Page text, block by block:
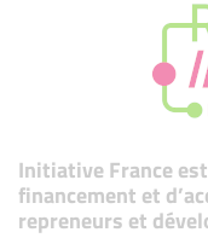
Initiative France
financement et
repreneurs et